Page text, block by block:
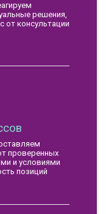
решения,
от консультации
проверенных
и условиями
позиций